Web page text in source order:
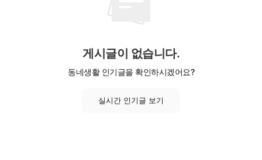
게시글이 없습니다.
동네생활 인기글을 확인하시겠어요?
실시간 인기글 보기